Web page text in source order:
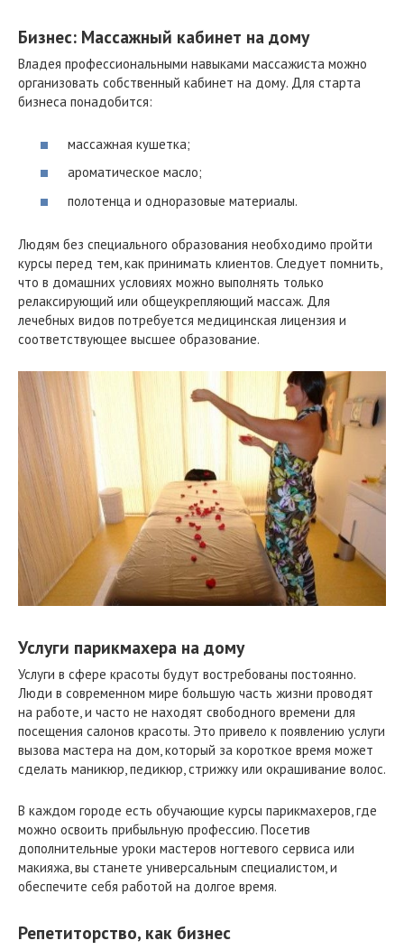
Бизнес: Массажный кабинет на дому
Владея профессиональными навыками массажиста можно
организовать собственный кабинет на дому. Для старта
бизнеса понадобится:
массажная кушетка;
ароматическое масло;
полотенца и одноразовые материалы.
Людям без специального образования необходимо пройти
курсы перед тем, как принимать клиентов. Следует помнить,
что в домашних условиях можно выполнять только
релаксирующий или общеукрепляющий массаж. Для
лечебных видов потребуется медицинская лицензия и
соответствующее высшее образование.
Услуги парикмахера на дому
Услуги в сфере красоты будут востребованы постоянно.
Люди в современном мире большую часть жизни проводят
на работе, и часто не находят свободного времени для
посещения салонов красоты. Это привело к появлению услуги
вызова мастера на дом, который за короткое время может
сделать маникюр, педикюр, стрижку или окрашивание волос.
В каждом городе есть обучающие курсы парикмахеров, где
можно освоить прибыльную профессию. Посетив
дополнительные уроки мастеров ногтевого сервиса или
макияжа, вы станете универсальным специалистом, и
обеспечите себя работой на долгое время.
Репетиторство, как бизнес